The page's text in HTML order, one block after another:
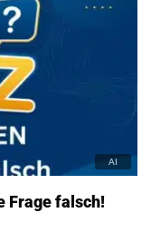
Frage falsch!